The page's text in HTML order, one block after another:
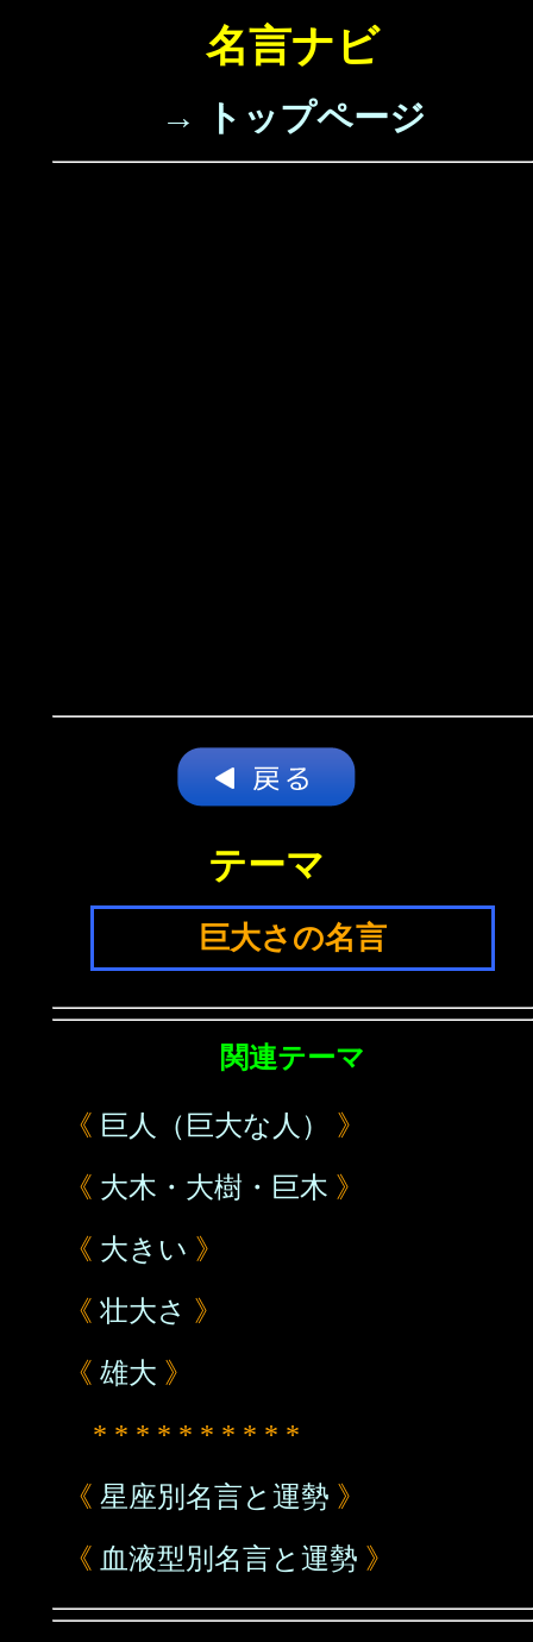
名言ナビ
→ トップページ
テーマ
巨大さの名言
関連テーマ
《 巨人（巨大な人）
》
《 大木・大樹・巨木 》
《 大きい 》
《 壮大さ 》
《 雄大 》
* * * * * * * * * *
《 星座別名言と運勢 》
《 血液型別名言と運勢 》